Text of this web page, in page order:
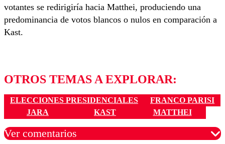
votantes se redirigiría hacia Matthei, produciendo una
predominancia de votos blancos o nulos en comparación a
Kast.
OTROS TEMAS A EXPLORAR:
ELECCIONES PRESIDENCIALES
FRANCO PARISI
JARA
KAST MATTHEI
Ver comentarios